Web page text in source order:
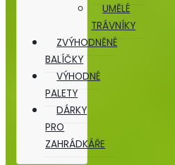
UMĚLÉ
TRÁVNÍKY
ZVÝHODNĚNÉ
BALÍČKY
VÝHODNÉ
PALETY
DÁRKY
PRO
ZAHRÁDKÁŘE